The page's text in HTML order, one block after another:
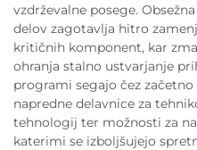
vzdrževalne posege.
delov zagotavlja hitro
kritičnih komponent, kar
ohranja stalno ustvarjanje
programi segajo čez
napredne delavnice za
tehnologij ter možnosti za
katerimi se izboljšujejo